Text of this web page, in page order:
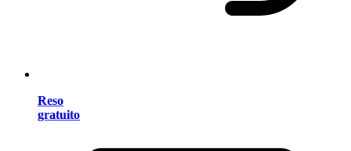
Reso
gratuito